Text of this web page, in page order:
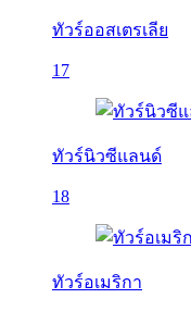
ทัวร์ออสเตรเลีย
17
ทัวร์นิวซีแลนด์
18
ทัวร์อเมริกา